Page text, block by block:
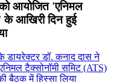
आयोजित 'एनिमल
के आखिरी दिन हुई